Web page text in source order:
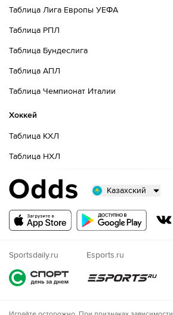
Таблица Лига Европы УЕФА
Таблица РПЛ
Таблица Бундеслига
Таблица АПЛ
Таблица Чемпионат Италии
Хоккей
Таблица КХЛ
Таблица НХЛ
Казахский
Русский
Nigeria
Sportsdaily.ru Esports.ru